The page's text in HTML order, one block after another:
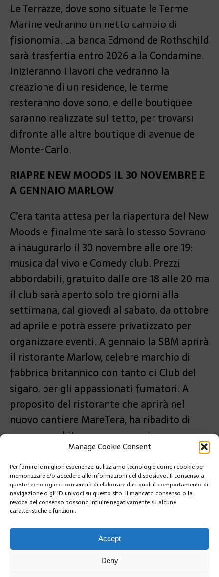
Manage Cookie Consent
Per fornire le migliori esperienze, utilizziamo tecnologie come i cookie per
memorizzare e/o accedere alle informazioni del dispositivo. Il consenso a
queste tecnologie ci consentirà di elaborare dati quali il comportamento di
navigazione o gli ID univoci su questo sito. Il mancato consenso o la
revoca del consenso possono influire negativamente su alcune
caratteristiche e funzioni.
Accept
Deny
Le Terrazze, dove sono situate le Terme
Marine vedranno un netto cambio di
fisionomia. La banca Edmond de Rothschild
sarà trasfertia entro 2026 a la Condamine.
Inizieranno i lavori che vedranno la
creazione di un residence, le terme
resteranno dove sono, e delle boutiquee
saranno realizzate sul tetto, per trovarsi
difronte alle altre boutique di avenue de
Monte-Carlo.
RIAPRE NEW MOODS IL 30 NOVEMBRE E
A GENNAIO MARLOW
C’era tanta attesa per la riapertura del New
Moods e finalmente sarà lo stesso Sovrano
a inaugurarlo il 30 novembre alle ore 19:
musica dal vivo e Comedy club. Prezzi
abbordabili, gratuito dalle ore 18 alle 20 ma
il club sarà aperto solo tre giorni alla
settimana, dal giovedì al sabato, da ottobre
ad aprile e potrà essere privatizzato per
organizzare eventi. A gennaio la SBM aprirà
il ristorante Marlow, celebre marchio di
fabbrica britannico con tanto di Club del
sigaro, per gli appassionati fumatori. A
proposito del ristorante che aprirà nel
nuovo cantiere MareTera, ha ribadito di
non aver subito nessuna pressione per
l’apertura di questo locale.
PRÉCÉDENT
IL PRINCIPE HA ASSISTITO ALLA PROIEZIONE DEL
DOCUMENTARIO SU PEACE AND SPORT